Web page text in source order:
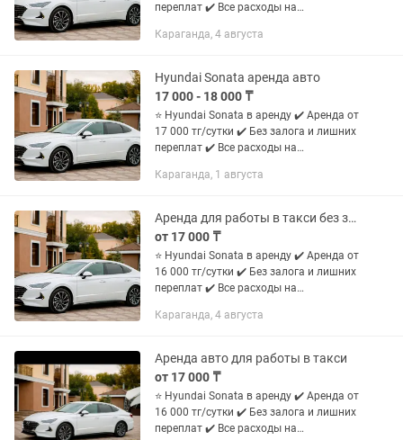
переплат ✔️ Все расходы на
км пробега в сутки ✔️ 4 выходных дня
Караганда, 4 августа
Hyundai Sonata аренда авто
17 000 - 18 000 ₸
⭐ Hyundai Sonata в аренду ✔️ Аренда от
17 000 тг/сутки ✔️ Без залога и лишних
переплат ✔️ Все расходы на
км пробега в сутки ✔️ 4 выходных дня
Караганда, 1 августа
Аренда для работы в такси без залога
от 17 000 ₸
⭐ Hyundai Sonata в аренду ✔️ Аренда от
16 000 тг/сутки ✔️ Без залога и лишних
переплат ✔️ Все расходы на
км пробега в сутки ✔️ 4 выходных дня
Караганда, 4 августа
Аренда авто для работы в такси
от 17 000 ₸
⭐ Hyundai Sonata в аренду ✔️ Аренда от
16 000 тг/сутки ✔️ Без залога и лишних
переплат ✔️ Все расходы на